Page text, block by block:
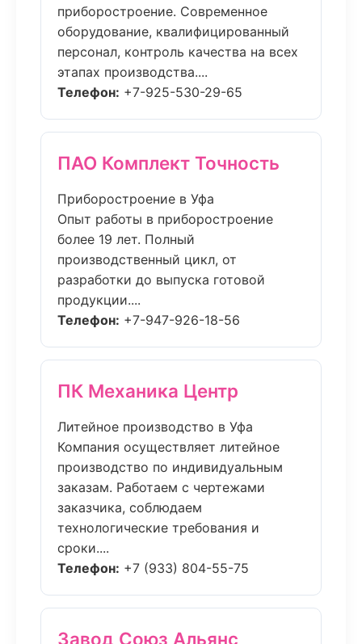
приборостроение. Современное
оборудование, квалифицированный
персонал, контроль качества на всех
этапах производства....
Телефон: +7-925-530-29-65
ПАО Комплект Точность
Приборостроение в Уфа
Опыт работы в приборостроение
более 19 лет. Полный
производственный цикл, от
разработки до выпуска готовой
продукции....
Телефон: +7-947-926-18-56
ПК Механика Центр
Литейное производство в Уфа
Компания осуществляет литейное
производство по индивидуальным
заказам. Работаем с чертежами
заказчика, соблюдаем
технологические требования и
сроки....
Телефон: +7 (933) 804-55-75
Завод Союз Альянс